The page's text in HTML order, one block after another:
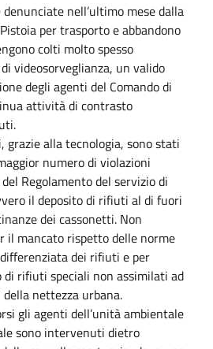
nell’ultimo mese dalla
per trasporto e abbandono
colti molto spesso
videosorveglianza, un valido
degli agenti del Comando di
attività di contrasto
grazie alla tecnologia, sono stati
numero di violazioni
Regolamento del servizio di
il deposito di rifiuti al di fuori
dei cassonetti. Non
il mancato rispetto delle norme
dei rifiuti e per
rifiuti speciali non assimilati ad
nettezza urbana.
gli agenti dell’unità ambientale
sono intervenuti dietro